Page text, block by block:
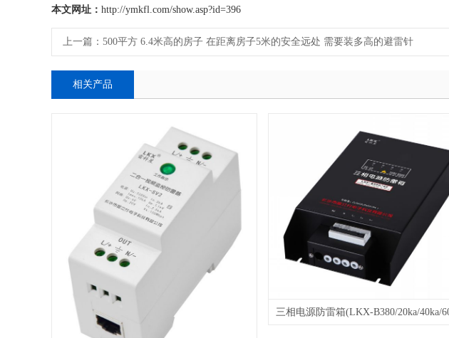
本文网址： http://ymkfl.com/show.asp?id=396
上一篇： 500平方 6.4米高的房子 在距离房子5米的安全远处 需要装多高的避雷针
相关产品